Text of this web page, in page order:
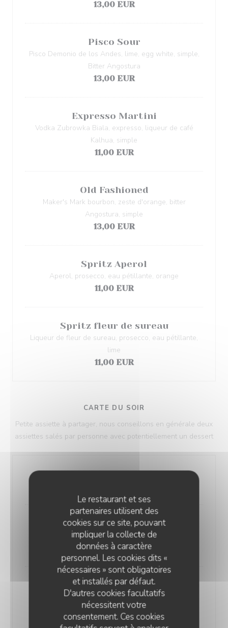
Le restaurant et ses
partenaires utilisent des
cookies sur ce site, pouvant
impliquer la collecte de
données à caractère
personnel. Les cookies dits «
nécessaires » sont obligatoires
et installés par défaut.
D'autres cookies facultatifs
nécessitent votre
consentement. Ces cookies
13,00 EUR
Pisco Sour
Pisco Demonio de los Andes, lime, egg white, simple,
Bitter Angostura
13,00 EUR
Expresso Martini
Vodka Zubrowka Biala, expresso, liqueur de café
Kalhua, simple
11,00 EUR
Old Fashioned
Maker's Mark bourbon, zeste d'orange, bitter
Angostura, simple
13,00 EUR
Spritz Aperol
Aperol, prosecco, eau pétillante, orange
11,00 EUR
Spritz fleur de sureau
Liqueur de fleur de sureau, prosecco, eau pétillante,
lime
11,00 EUR
CARTE DU SOIR
Petite assiette à partager, nous conseillons en générale deux
assiettes salés par personne avec potentiellement un dessert
Cheese Naan truffé
Cheesenaan Carbonara, Guanciale,
Jaune d'oeuf confit, Parmesan
13,00 EUR
Gyozas De Poulet Braisé, Udon,
concombre mariné
15,00 EUR